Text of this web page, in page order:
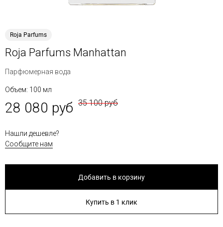
Roja Parfums
Roja Parfums Manhattan
Парфюмерная вода
Объем: 100 мл
28 080 руб 35 100 руб
Нашли дешевле?
Сообщите нам
Добавить в корзину
Купить в 1 клик